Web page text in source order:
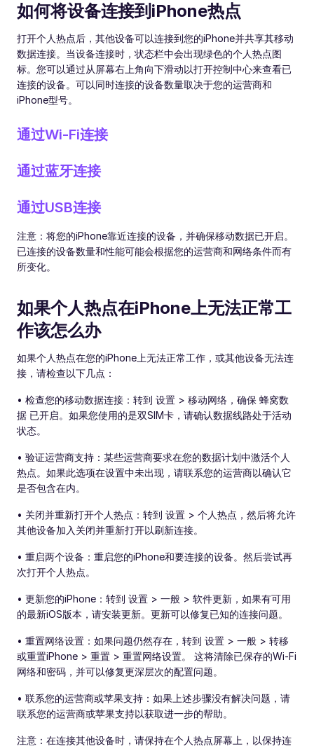
如何将设备连接到iPhone热点
打开个人热点后，其他设备可以连接到您的iPhone并共享其移动
数据连接。当设备连接时，状态栏中会出现绿色的个人热点图
标。您可以通过从屏幕右上角向下滑动以打开控制中心来查看已
连接的设备。可以同时连接的设备数量取决于您的运营商和
iPhone型号。
通过Wi-Fi连接
通过蓝牙连接
通过USB连接
注意：将您的iPhone靠近连接的设备，并确保移动数据已开启。
已连接的设备数量和性能可能会根据您的运营商和网络条件而有
所变化。
如果个人热点在iPhone上无法正常工
作该怎么办
如果个人热点在您的iPhone上无法正常工作，或其他设备无法连
接，请检查以下几点：
• 检查您的移动数据连接：转到 设置 > 移动网络，确保 蜂窝数
据 已开启。如果您使用的是双SIM卡，请确认数据线路处于活动
状态。
• 验证运营商支持：某些运营商要求在您的数据计划中激活个人
热点。如果此选项在设置中未出现，请联系您的运营商以确认它
是否包含在内。
• 关闭并重新打开个人热点：转到 设置 > 个人热点，然后将允许
其他设备加入关闭并重新打开以刷新连接。
• 重启两个设备：重启您的iPhone和要连接的设备。然后尝试再
次打开个人热点。
• 更新您的iPhone：转到 设置 > 一般 > 软件更新，如果有可用
的最新iOS版本，请安装更新。更新可以修复已知的连接问题。
• 重置网络设置：如果问题仍然存在，转到 设置 > 一般 > 转移
或重置iPhone > 重置 > 重置网络设置。 这将清除已保存的Wi-Fi
网络和密码，并可以修复更深层次的配置问题。
• 联系您的运营商或苹果支持：如果上述步骤没有解决问题，请
联系您的运营商或苹果支持以获取进一步的帮助。
注意：在连接其他设备时，请保持在个人热点屏幕上，以保持连